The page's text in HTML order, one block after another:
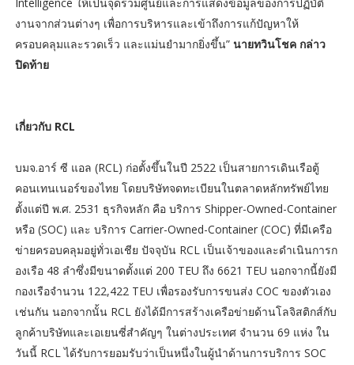
งานจากส่วนต่างๆ เพื่อการบริหารและเข้าถึงการแก้ปัญหาให้
ครอบคลุมและรวดเร็ว และแม่นยำมากยิ่งขึ้น” นายทวินโชค กล่าว
ปิดท้าย
เกี่ยวกับ RCL
บมจ.อาร์ ซี แอล (RCL) ก่อตั้งขึ้นในปี 2522 เป็นสายการเดินเรือตู้
คอนเทนเนอร์ของไทย โดยบริษัทจดทะเบียนในตลาดหลักทรัพย์ไทย
ตั้งแต่ปี พ.ศ. 2531 ธุรกิจหลัก คือ บริการ Shipper-Owned-Container
หรือ (SOC) และ บริการ Carrier-Owned-Container (COC) ที่มีเครือ
ข่ายครอบคลุมอยู่ทั่วเอเชีย ปัจจุบัน RCL เป็นเจ้าของและดำเนินการก
องเรือ 48 ลำซึ่งมีขนาดตั้งแต่ 200 TEU ถึง 6621 TEU นอกจากนี้ยังมี
กองเรือจำนวน 122,422 TEU เพื่อรองรับการขนส่ง COC ของตัวเอง
เช่นกัน นอกจากนั้น RCL ยังได้มีการสร้างเครือข่ายด้านโลจิสติกส์กับ
ลูกค้าบริษัทและเอเยนซี่สำคัญๆ ในต่างประเทศ จำนวน 69 แห่ง ใน
วันนี้ RCL ได้รับการยอมรับว่าเป็นหนึ่งในผู้นำด้านการบริการ SOC